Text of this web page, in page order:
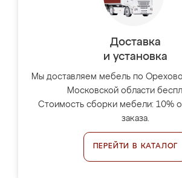
Доставка
и установка
Мы доставляем мебель по
Московской области
Стоимость сборки мебели: 10%
заказа.
ПЕРЕЙТИ В КАТАЛОГ